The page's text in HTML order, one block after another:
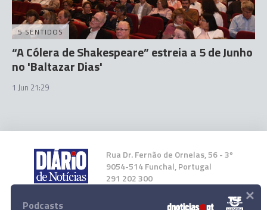
5 SENTIDOS
“A Cólera de Shakespeare” estreia a 5 de Junho
no 'Baltazar Dias'
1 Jun 21:29
Rua Dr. Fernão de Ornelas, 56 - 3º
9054-514 Funchal, Portugal
291 202 300
Instale a nossa App
Podcasts ×